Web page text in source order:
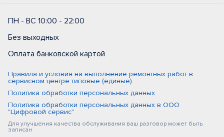
ПН - ВС 10:00 - 22:00
Без выходных
Оплата банковской картой
Правила и условия на выполнение ремонтных работ в
сервисном центре типовые (единые)
Политика обработки персональных данных
Политика обработки персональных данных в ООО
"Цифровой сервис"
Для улучшения качества обслуживания ваш разговор может быть
записан